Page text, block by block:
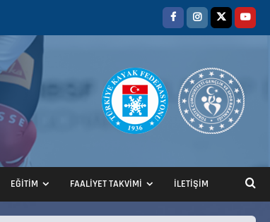
EĞİTİM FAALİYET TAKVİMİ İLETİŞİM
ANALİG TEKERLEKLİ KAYAK
TÜRKİYE ŞAMPİYONASI